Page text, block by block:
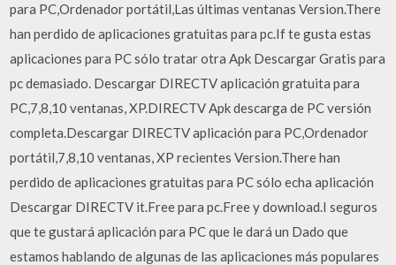
para PC,Ordenador portátil,Las últimas ventanas Version.There
han perdido de aplicaciones gratuitas para pc.If te gusta estas
aplicaciones para PC sólo tratar otra Apk Descargar Gratis para
pc demasiado. Descargar DIRECTV aplicación gratuita para
PC,7,8,10 ventanas, XP.DIRECTV Apk descarga de PC versión
completa.Descargar DIRECTV aplicación para PC,Ordenador
portátil,7,8,10 ventanas, XP recientes Version.There han
perdido de aplicaciones gratuitas para PC sólo echa aplicación
Descargar DIRECTV it.Free para pc.Free y download.I seguros
que te gustará aplicación para PC que le dará un Dado que
estamos hablando de algunas de las aplicaciones más populares